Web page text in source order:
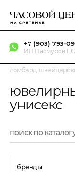
+7 (903) 793-
ИП Пасмуров
ломбард
унисекс
бренды